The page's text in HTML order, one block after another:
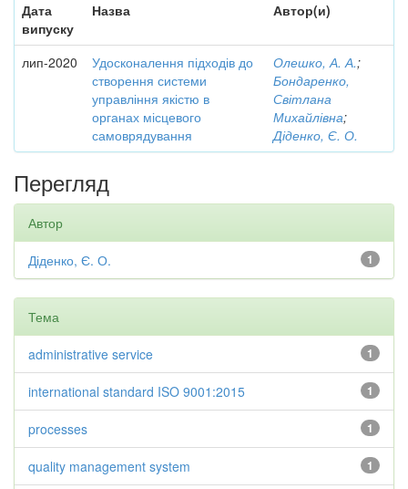
Дата
випуску
Назва Автор(и)
лип-2020
Удосконалення підходів до
створення системи
управління якістю в
органах місцевого
самоврядування
Олешко, А. А.;
Бондаренко,
Світлана
Михайлівна;
Діденко, Є. О.
Перегляд
Автор
1
Діденко, Є. О.
Тема
1
administrative service
1
international standard ISO 9001:2015
1
processes
1
quality management system